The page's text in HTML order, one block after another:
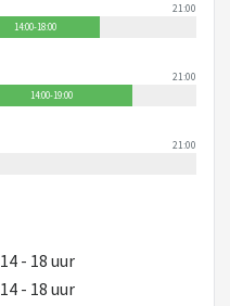
21:00
14:00-18:00
21:00
14:00-19:00
21:00
14 - 18 uur
14 - 18 uur